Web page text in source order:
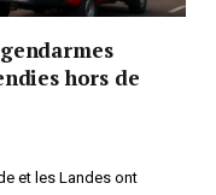
hors de
et les Landes ont